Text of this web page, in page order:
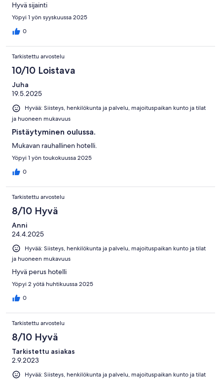
Hyvä sijainti
Yöpyi 1 yön syyskuussa 2025
0
Tarkistettu arvostelu
10/10 Loistava
Juha
19.5.2025
Hyvää: Siisteys, henkilökunta ja palvelu, majoituspaikan kunto ja tilat
ja huoneen mukavuus
Pistäytyminen oulussa.
Mukavan rauhallinen hotelli.
Yöpyi 1 yön toukokuussa 2025
0
Tarkistettu arvostelu
8/10 Hyvä
Anni
24.4.2025
Hyvää: Siisteys, henkilökunta ja palvelu, majoituspaikan kunto ja tilat
ja huoneen mukavuus
Hyvä perus hotelli
Yöpyi 2 yötä huhtikuussa 2025
0
Tarkistettu arvostelu
8/10 Hyvä
Tarkistettu asiakas
2.9.2023
Hyvää: Siisteys, henkilökunta ja palvelu, majoituspaikan kunto ja tilat